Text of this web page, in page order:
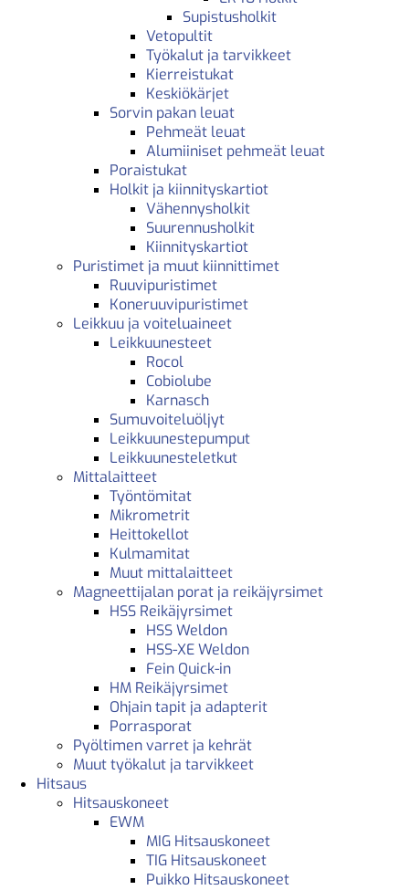
Supistusholkit
Vetopultit
Työkalut ja tarvikkeet
Kierreistukat
Keskiökärjet
Sorvin pakan leuat
Pehmeät leuat
Alumiiniset pehmeät leuat
Poraistukat
Holkit ja kiinnityskartiot
Vähennysholkit
Suurennusholkit
Kiinnityskartiot
Puristimet ja muut kiinnittimet
Ruuvipuristimet
Koneruuvipuristimet
Leikkuu ja voiteluaineet
Leikkuunesteet
Rocol
Cobiolube
Karnasch
Sumuvoiteluöljyt
Leikkuunestepumput
Leikkuunesteletkut
Mittalaitteet
Työntömitat
Mikrometrit
Heittokellot
Kulmamitat
Muut mittalaitteet
Magneettijalan porat ja reikäjyrsimet
HSS Reikäjyrsimet
HSS Weldon
HSS-XE Weldon
Fein Quick-in
HM Reikäjyrsimet
Ohjain tapit ja adapterit
Porrasporat
Pyöltimen varret ja kehrät
Muut työkalut ja tarvikkeet
Hitsaus
Hitsauskoneet
EWM
MIG Hitsauskoneet
TIG Hitsauskoneet
Puikko Hitsauskoneet